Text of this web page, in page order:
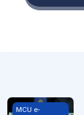
Workshop MOOC
MCU e-